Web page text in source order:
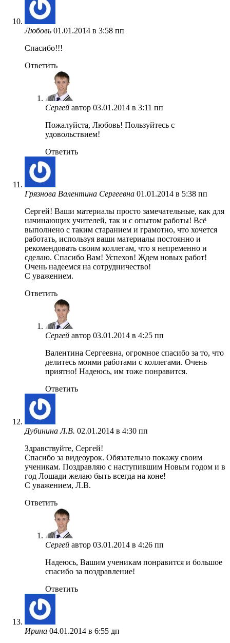
Любовь 01.01.2014 в 3:58 пп
Спасибо!!!
Ответить
Сергей автор 03.01.2014 в 3:11 пп
Пожалуйста, Любовь! Пользуйтесь с
удовольствием!
Ответить
Грязнова Валентина Сергеевна 01.01.2014 в 5:38 пп
Сергей! Ваши материалы просто замечательные, как для
начинающих учителей, так и с опытом работы! Всё
выполнено с таким старанием и грамотно, что хочется
работать, используя ваши материалы постоянно и
рекомендовать своим коллегам, что я непременно и
сделаю. Спасибо Вам! Успехов! Ждем новых работ!
Очень надеемся на сотрудничество!
С уважением.
Ответить
Сергей автор 03.01.2014 в 4:25 пп
Валентина Сергеевна, огромное спасибо за то, что
делитесь моими работами с коллегами. Очень
приятно! Надеюсь, им тоже понравится.
Ответить
Дубинина Л.В. 02.01.2014 в 4:30 пп
Здравствуйте, Сергей!
Спасибо за видеоурок. Обязательно покажу своим
ученикам. Поздравляю с наступившим Новым годом и в
год Лошади желаю быть всегда на коне!
С уважением, Л.В.
Ответить
Сергей автор 03.01.2014 в 4:26 пп
Надеюсь, Вашим ученикам понравится и большое
спасибо за поздравление!
Ответить
Ирина 04.01.2014 в 6:55 дп